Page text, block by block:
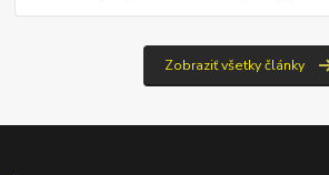
Zobraziť všetky články